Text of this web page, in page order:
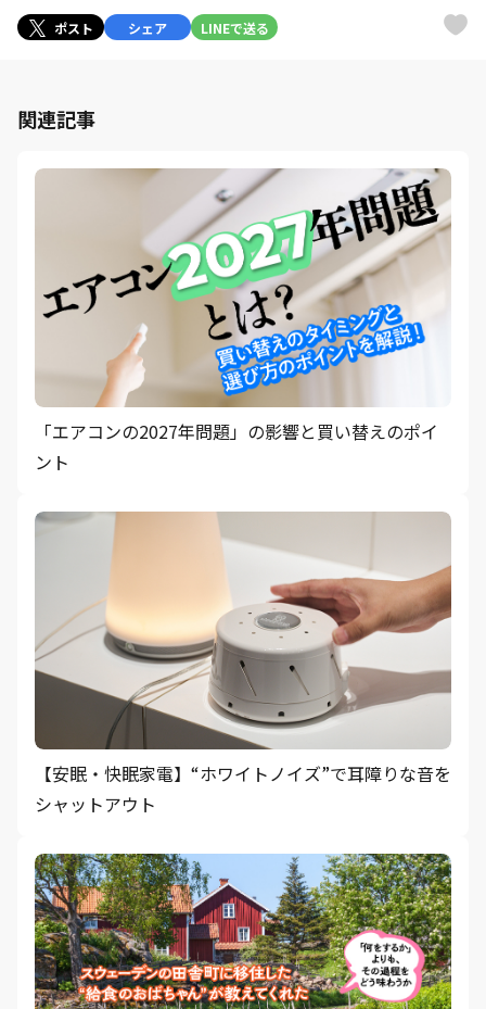
ポスト シェア LINEで送る
関連記事
「エアコンの2027年問題」の影響と買い替えのポイ
ント
【安眠・快眠家電】“ホワイトノイズ”で耳障りな音を
シャットアウト